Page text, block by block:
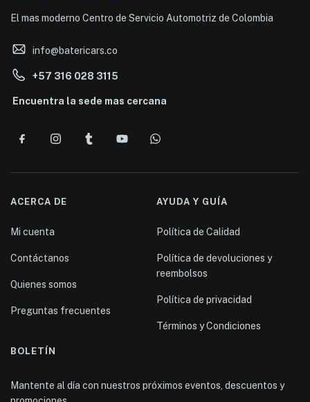
El mas moderno Centro de Servicio Automotriz de Colombia
info@batericars.co
+57 316 028 3115
Encuentra la sede mas cercana
ACERCA DE
Mi cuenta
Contáctanos
Quienes somos
Preguntas frecuentes
AYUDA Y GUÍA
Política de Calidad
Política de devoluciones y
reembolsos
Política de privacidad
Términos y Condiciones
BOLETÍN
Mantente al día con nuestros próximos eventos, descuentos y